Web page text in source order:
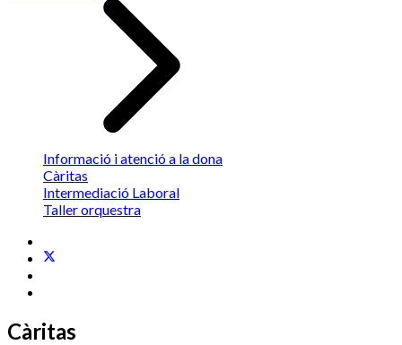
Informació i atenció a la dona
Càritas
Intermediació Laboral
Taller orquestra
Càritas